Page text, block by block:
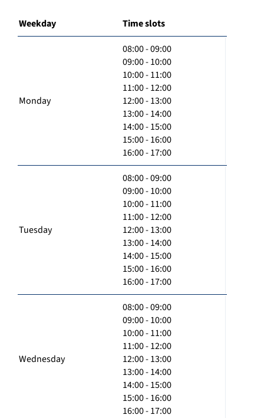
Weekday Time slots
Monday
08:00 - 09:00
09:00 - 10:00
10:00 - 11:00
11:00 - 12:00
12:00 - 13:00
13:00 - 14:00
14:00 - 15:00
15:00 - 16:00
16:00 - 17:00
Tuesday
08:00 - 09:00
09:00 - 10:00
10:00 - 11:00
11:00 - 12:00
12:00 - 13:00
13:00 - 14:00
14:00 - 15:00
15:00 - 16:00
16:00 - 17:00
Wednesday
08:00 - 09:00
09:00 - 10:00
10:00 - 11:00
11:00 - 12:00
12:00 - 13:00
13:00 - 14:00
14:00 - 15:00
15:00 - 16:00
16:00 - 17:00